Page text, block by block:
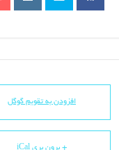
افزودن به تقویم گوگل
+ برون بری iCal